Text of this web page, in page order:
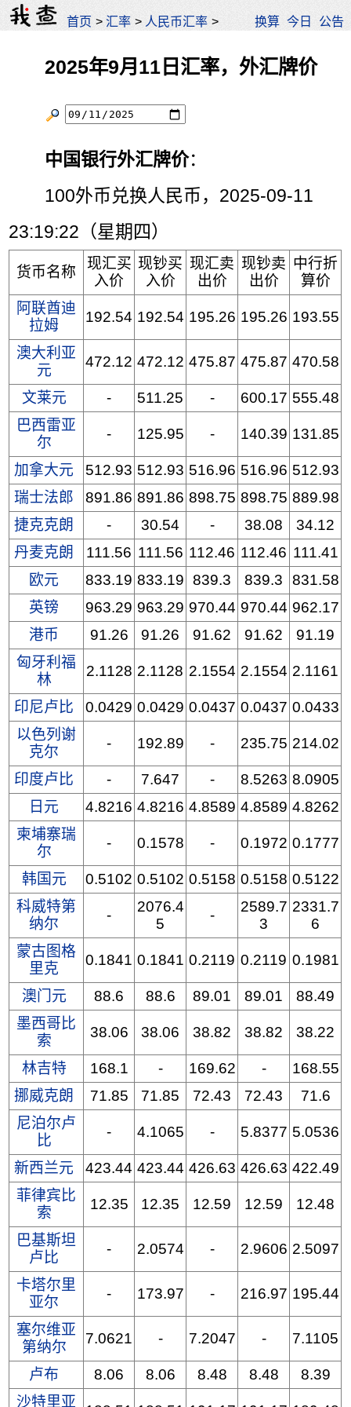
首页 >汇率 > 人民币汇率 > 换算 今日 公告
2025年9月11日汇率，外汇牌价
中国银行外汇牌价：
100外币兑换人民币，2025-09-11
23:19:22（星期四）
货币名称
现汇买
入价
现钞买
入价
现汇卖
出价
现钞卖
出价
中行折
算价
阿联酋迪
拉姆
192.54 192.54 195.26 195.26 193.55
澳大利亚
元
472.12 472.12 475.87 475.87 470.58
文莱元 - 511.25 - 600.17 555.48
巴西雷亚
尔
- 125.95 - 140.39 131.85
加拿大元 512.93 512.93 516.96 516.96 512.93
瑞士法郎
891.86 891.86 898.75 898.75 889.98
捷克克朗
- 30.54 - 38.08
34.12
丹麦克朗
111.56 111.56 112.46 112.46 111.41
欧元
833.19 833.19 839.3 839.3
831.58
英镑
963.29 963.29 970.44 970.44 962.17
港币
91.26 91.26 91.62 91.62
91.19
匈牙利福
林
2.1128 2.1128 2.1554 2.1554 2.1161
印尼卢比 0.0429 0.0429 0.0437 0.0437 0.0433
以色列谢
克尔
- 192.89 - 235.75 214.02
印度卢比 - 7.647 - 8.5263 8.0905
日元
4.8216 4.8216 4.8589 4.8589 4.8262
柬埔寨瑞
尔
- 0.1578 - 0.1972 0.1777
韩国元 0.5102 0.5102 0.5158 0.5158 0.5122
科威特第
纳尔
-
2076.4
5
-
2589.7
3
2331.7
6
蒙古图格
里克
0.1841 0.1841 0.2119 0.2119 0.1981
澳门元 88.6 88.6 89.01 89.01
88.49
墨西哥比
索
38.06 38.06 38.82 38.82 38.22
林吉特 168.1 - 169.62 -
168.55
挪威克朗
71.85 71.85 72.43 72.43
71.6
尼泊尔卢
比
- 4.1065 - 5.8377 5.0536
新西兰元 423.44 423.44 426.63 426.63 422.49
菲律宾比
索
12.35 12.35 12.59 12.59 12.48
巴基斯坦
卢比
- 2.0574 - 2.9606 2.5097
卡塔尔里
亚尔
- 173.97 - 216.97 195.44
塞尔维亚
第纳尔
7.0621 - 7.2047 - 7.1105
卢布 8.06 8.06 8.48 8.48
8.39
沙特里亚